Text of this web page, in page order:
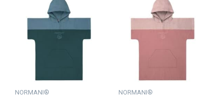
NORMANI® NORMANI®